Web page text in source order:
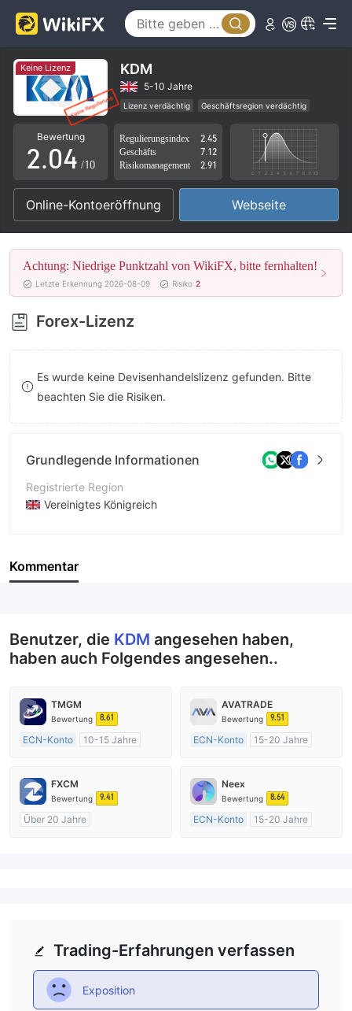
Keine Lizenz KDM
5-10 Jahre
Lizenz verdächtig
Geschäftsregion verdächtig
Hohes potenzielles Risiko
Bewertung
0
1
2
3
4
5
6
7
8
9
.0
1
2
3
4
5
6
7
8
0
1
2
3
4
5
6
7
8
9
/10
Regulierungsindex
2.45
Geschäfts
7.12
Risikomanagement
2.91
Online-Kontoeröffnung Webseite
Achtung: Niedrige Punktzahl von WikiFX, bitte fernhalten!
Letzte Erkennung 2026-08-09 Risiko 2
Forex-Lizenz
Es wurde keine Devisenhandelslizenz gefunden. Bitte
beachten Sie die Risiken.
Grundlegende Informationen
Registrierte Region
Vereinigtes Königreich
Unternehmen
Kommentar
Benutzer, die KDM angesehen haben,
haben auch Folgendes angesehen..
TMGM
Bewertung 8.61
ECN-Konto
10-15 Jahre
Market Making (MM)
MT4-Volllizenz
AVATRADE
Bewertung 9.51
ECN-Konto
15-20 Jahre
Market Making (MM)
MT4-Volllizenz
FXCM
Bewertung 9.41
Über 20 Jahre
Neex
Bewertung 8.64
ECN-Konto
15-20 Jahre
Trading-Erfahrungen verfassen
Exposition